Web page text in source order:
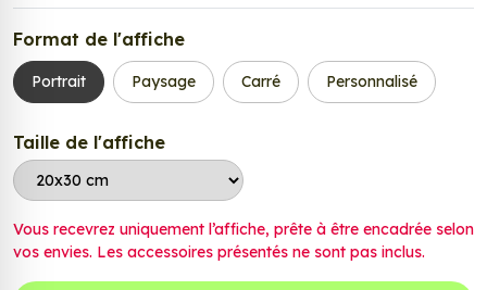
Format de l'affiche
Portrait Paysage Carré Personnalisé
Taille de l'affiche
Vous recevrez uniquement l’affiche, prête à être encadrée selon
vos envies. Les accessoires présentés ne sont pas inclus.